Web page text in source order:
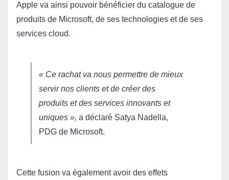
Apple va ainsi pouvoir bénéficier du catalogue de
produits de Microsoft, de ses technologies et de ses
services cloud.
« Ce rachat va nous permettre de mieux
servir nos clients et de créer des
produits et des services innovants et
uniques », a déclaré Satya Nadella,
PDG de Microsoft.
Cette fusion va également avoir des effets